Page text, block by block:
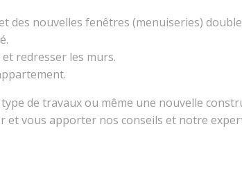
des nouvelles fenêtres (menuiseries)
redresser les murs.
de travaux ou même une nouvelle
et vous apporter nos conseils et notre